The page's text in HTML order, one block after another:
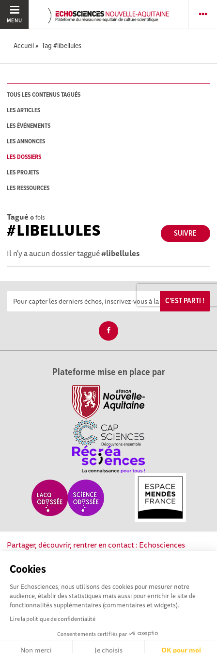
Cookies
Sur Echosciences, nous utilisons des cookies pour mesurer notre
audience, établir des statistiques mais aussi pour enrichir le site de
fonctionnalités supplémentaires (commentaires et widgets).
Lire la politique de confidentialité
Consentements certifiés par
Non merci Je choisis OK pour moi
MENU
Accueil Tag #libellules
TOUS LES CONTENUS TAGUÉS
LES ARTICLES
LES ÉVÉNEMENTS
LES ANNONCES
LES DOSSIERS
LES PROJETS
LES RESSOURCES
Tagué 0fois
SUIVRE
#LIBELLULES
Il n'y a aucun dossier taggué#libellules
C'EST PARTI !
Plateforme mise en place par
Partager, découvrir, rentrer en contact : Echosciences
culture scientifique, technique et industrielle de la région.
Mentions légales|Politique de confidentialité|CGU
|Ligne éditoriale